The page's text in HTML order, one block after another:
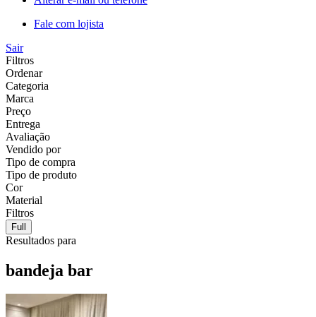
Fale com lojista
Sair
Filtros
Ordenar
Categoria
Marca
Preço
Entrega
Avaliação
Vendido por
Tipo de compra
Tipo de produto
Cor
Material
Filtros
Full
Resultados para
bandeja bar